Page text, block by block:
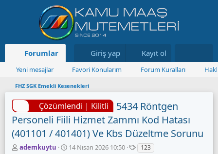
Forumlar Neler yeni Kaynaklar
Giriş yap Kayıt ol
Yeni mesajlar Favori Konularım Forum Kuralları
FHZ SGK Emekli Kesenekleri
Çözümlendi | Kilitli
5434 Röntgen
Personeli Fiili Hizmet Zammı Kod Hatası
(401101 / 401401) Ve Kbs Düzeltme Sorunu
K
ademkuytu
B14 Nisan 2026 10:50
E123